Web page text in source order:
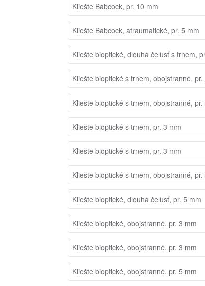
Kliešte Babcock, pr. 10 mm
Kliešte Babcock, atraumatické, pr. 5 mm
Kliešte bioptické, dlouhá čeľusť s trnem,
Kliešte bioptické s trnem, obojstranné, pr.
Kliešte bioptické s trnem, obojstranné, pr.
Kliešte bioptické s trnem, pr. 3 mm
Kliešte bioptické s trnem, pr. 3 mm
Kliešte bioptické s trnem, obojstranné, pr.
Kliešte bioptické, dlouhá čeľusť, pr. 5 mm
Kliešte bioptické, obojstranné, pr. 3 mm
Kliešte bioptické, obojstranné, pr. 3 mm
Kliešte bioptické, obojstranné, pr. 5 mm